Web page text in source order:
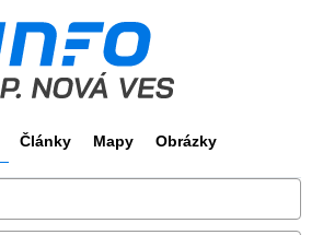
Články Mapy Obrázky